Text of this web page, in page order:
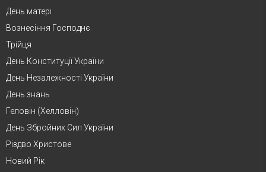
День матері
Вознесіння Господнє
Трійця
День Конституції України
День Незалежності України
День знань
Геловін (Хелловін)
День Збройних Сил України
Різдво Христове
Новий Рік